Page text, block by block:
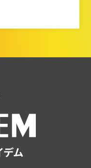
ム